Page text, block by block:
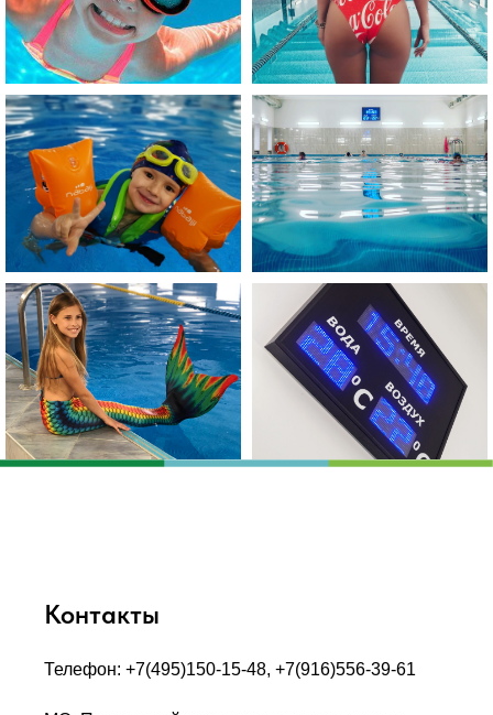
Контакты
Телефон: +7(495)150-15-48, +7(916)556-39-61